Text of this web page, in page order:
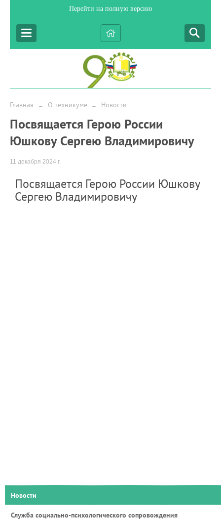
Перейти на полную версию
Главная → О техникуме → Новости
Посвящается Герою России
Юшкову Сергею Владимировичу
11 декабря 2024 г.
Посвящается Герою России Юшкову
Сергею Владимировичу
Новости
Служба социально-психологического сопровождения